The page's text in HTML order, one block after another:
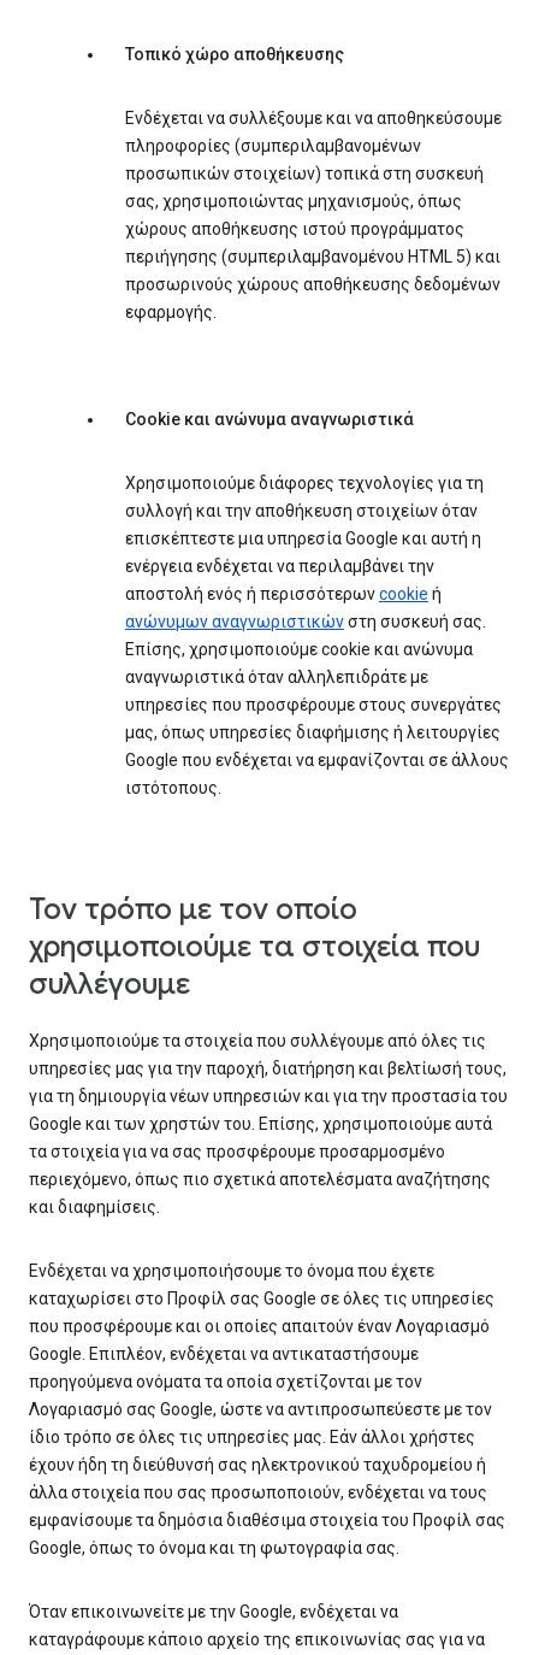
Τοπικό χώρο αποθήκευσης
Ενδέχεται να συλλέξουμε και να αποθηκεύσουμε
πληροφορίες (συμπεριλαμβανομένων
προσωπικών στοιχείων) τοπικά στη συσκευή
σας, χρησιμοποιώντας μηχανισμούς, όπως
χώρους αποθήκευσης ιστού προγράμματος
περιήγησης (συμπεριλαμβανομένου HTML 5) και
προσωρινούς χώρους αποθήκευσης δεδομένων
εφαρμογής.
Cookie και ανώνυμα αναγνωριστικά
Χρησιμοποιούμε διάφορες τεχνολογίες για τη
συλλογή και την αποθήκευση στοιχείων όταν
επισκέπτεστε μια υπηρεσία Google και αυτή η
ενέργεια ενδέχεται να περιλαμβάνει την
αποστολή ενός ή περισσότερωνcookie ή
ανώνυμων αναγνωριστικώνστη συσκευή σας.
Επίσης, χρησιμοποιούμε cookie και ανώνυμα
αναγνωριστικά όταν αλληλεπιδράτε με
υπηρεσίες που προσφέρουμε στους συνεργάτες
μας, όπως υπηρεσίες διαφήμισης ή λειτουργίες
Google που ενδέχεται να εμφανίζονται σε άλλους
ιστότοπους.
Τον τρόπο με τον οποίο
χρησιμοποιούμε τα στοιχεία που
συλλέγουμε
Χρησιμοποιούμε τα στοιχεία που συλλέγουμε από όλες τις
υπηρεσίες μας για την παροχή, διατήρηση και βελτίωσή τους,
για τη δημιουργία νέων υπηρεσιών και για την προστασία του
Google και των χρηστών του. Επίσης, χρησιμοποιούμε αυτά
τα στοιχεία για να σας προσφέρουμε προσαρμοσμένο
περιεχόμενο, όπως πιο σχετικά αποτελέσματα αναζήτησης
και διαφημίσεις.
Ενδέχεται να χρησιμοποιήσουμε το όνομα που έχετε
καταχωρίσει στο Προφίλ σας Google σε όλες τις υπηρεσίες
που προσφέρουμε και οι οποίες απαιτούν έναν Λογαριασμό
Google. Επιπλέον, ενδέχεται να αντικαταστήσουμε
προηγούμενα ονόματα τα οποία σχετίζονται με τον
Λογαριασμό σας Google, ώστε να αντιπροσωπεύεστε με τον
ίδιο τρόπο σε όλες τις υπηρεσίες μας. Εάν άλλοι χρήστες
έχουν ήδη τη διεύθυνσή σας ηλεκτρονικού ταχυδρομείου ή
άλλα στοιχεία που σας προσωποποιούν, ενδέχεται να τους
εμφανίσουμε τα δημόσια διαθέσιμα στοιχεία του Προφίλ σας
Google, όπως το όνομα και τη φωτογραφία σας.
Όταν επικοινωνείτε με την Google, ενδέχεται να
καταγράφουμε κάποιο αρχείο της επικοινωνίας σας για να